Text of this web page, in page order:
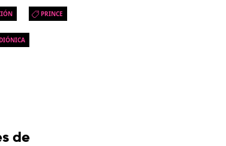
PRINCE
de